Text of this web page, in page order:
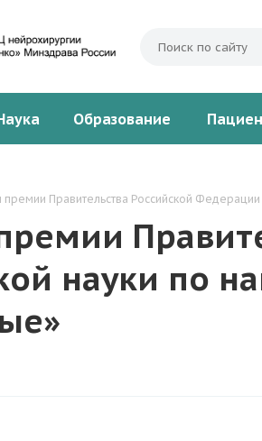
Образование
премии Правительства Российской
науки по